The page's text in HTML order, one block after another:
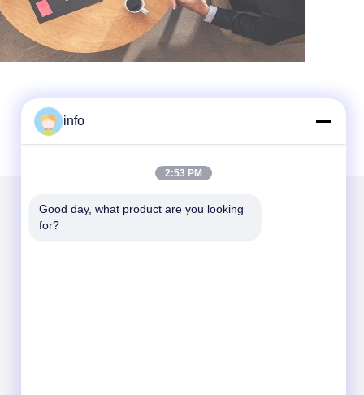
Mail nous
info
2:53 PM
Good day, what product are you looking
for?